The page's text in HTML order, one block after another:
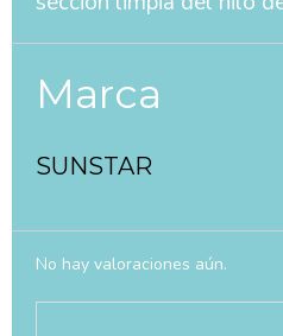
Marca
SUNSTAR
No hay valoraciones aún.